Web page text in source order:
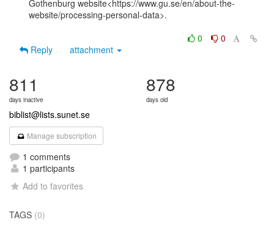
Gothenburg website<https://www.gu.se/en/about-the-
website/processing-personal-data>.
0
0
Reply
attachment
811
days inactive
878
days old
biblist@lists.sunet.se
Manage subscription
1 comments
1 participants
Add to favorites
TAGS (0)